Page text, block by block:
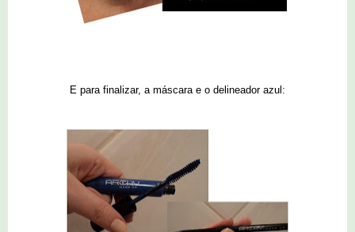
E para finalizar, a máscara e o delineador azul: